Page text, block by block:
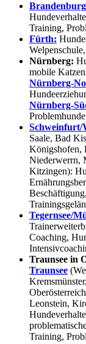
Training,
Fürth:
Nürnberg:
mobile
Nürnberg-
Nürnberg-
Schweinfurt/
Saale, Bad
Königshofen,
Niederwerrn,
Kitzingen):
Tegernsee/
Coaching,
Traunsee in
Traunsee
Leonstein,
Training,